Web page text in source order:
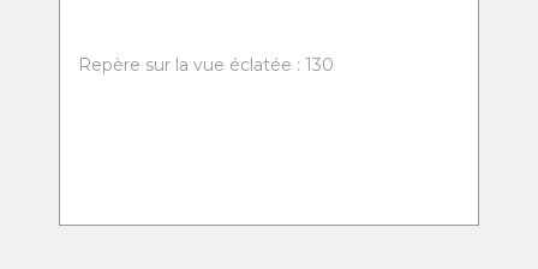
Repère sur la vue éclatée : 130